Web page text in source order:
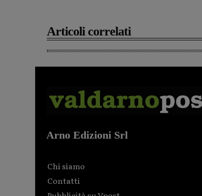
Articoli correlati
Arno Edizioni Srl
Chi siamo
Contatti